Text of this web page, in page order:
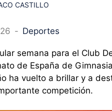
CASTILLO
- Deportes
semana para el Club
de España de
ha vuelto a brillar y a
competición.